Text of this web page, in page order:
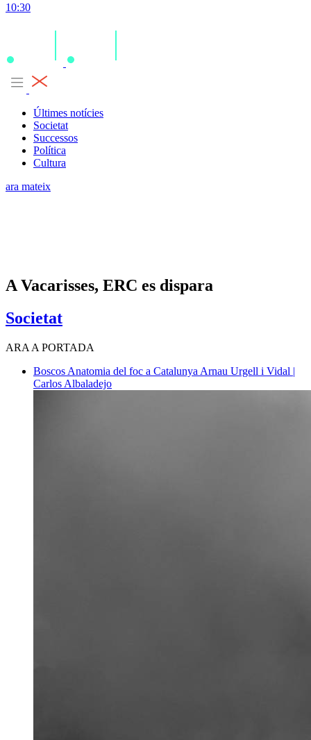
10:30
Últimes notícies
Societat
Successos
Política
Cultura
ara mateix
A Vacarisses, ERC es dispara
Societat
ARA A PORTADA
Boscos Anatomia del foc a Catalunya Arnau Urgell i Vidal |
Carlos Albaladejo